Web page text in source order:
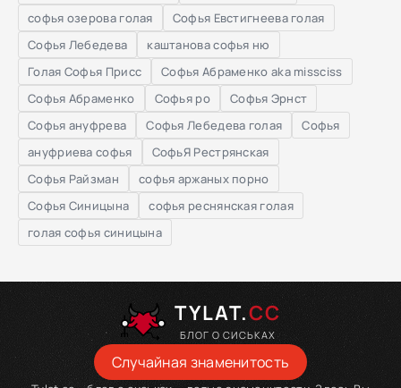
софья озерова голая
Софья Евстигнеева голая
Софья Лебедева
каштанова софья ню
Голая Софья Присс
Софья Абраменко aka missciss
Софья Абраменко
Софья ро
Софья Эрнст
Софья ануфрева
Софья Лебедева голая
Софья
ануфриева софья
СофьЯ Рестрянская
Софья Райзман
софья аржаных порно
Софья Синицына
софья реснянская голая
голая софья синицына
TYLAT.CC
БЛОГ О СИСЬКАХ
Случайная знаменитость